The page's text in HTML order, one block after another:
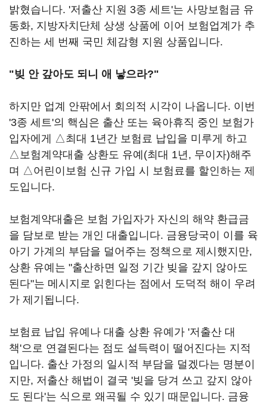
밝혔습니다. '저출산 지원 3종 세트'는 사망보험금 유
동화, 지방자치단체 상생 상품에 이어 보험업계가 추
진하는 세 번째 국민 체감형 지원 상품입니다.
"빚 안 갚아도 되니 애 낳으라?"
하지만 업계 안팎에서 회의적 시각이 나옵니다. 이번
'3종 세트'의 핵심은 출산 또는 육아휴직 중인 보험가
입자에게 △최대 1년간 보험료 납입을 미루게 하고
△보험계약대출 상환도 유예(최대 1년, 무이자)해주
며 △어린이보험 신규 가입 시 보험료를 할인하는 제
도입니다.
보험계약대출은 보험 가입자가 자신의 해약 환급금
을 담보로 받는 개인 대출입니다. 금융당국이 이를 육
아기 가계의 부담을 덜어주는 정책으로 제시했지만,
상환 유예는 "출산하면 일정 기간 빚을 갚지 않아도
된다"는 메시지로 읽힌다는 점에서 도덕적 해이 우려
가 제기됩니다.
보험료 납입 유예나 대출 상환 유예가 '저출산 대
책'으로 연결된다는 점도 설득력이 떨어진다는 지적
입니다. 출산 가정의 일시적 부담을 덜겠다는 명분이
지만, 저출산 해법이 결국 '빚을 당겨 쓰고 갚지 않아
도 된다'는 식으로 왜곡될 수 있기 때문입니다. 금융